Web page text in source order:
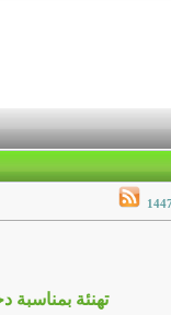
تهنئة بمناسبة